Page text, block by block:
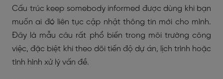
Cấu trúc keep somebody informed được dùng khi bạn
muốn ai đó liên tục cập nhật thông tin mới cho mình.
Đây là mẫu câu rất phổ biến trong môi trường công
việc, đặc biệt khi theo dõi tiến độ dự án, lịch trình hoặc
tình hình xử lý vấn đề.